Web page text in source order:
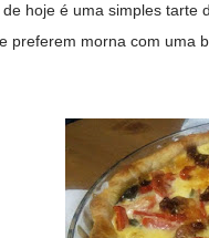
hoje é uma simples
preferem morna com uma